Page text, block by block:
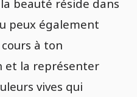
beauté réside dans
peux également
à ton
et la représenter
vives qui